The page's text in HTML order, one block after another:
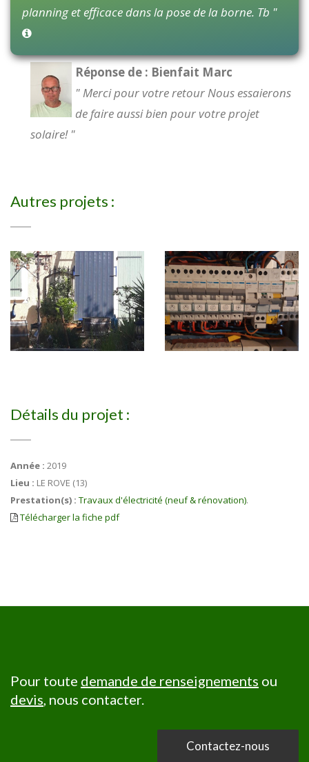
planning et efficace dans la pose de la borne. Tb "
Réponse de : Bienfait Marc
" Merci pour votre retour Nous essaierons
de faire aussi bien pour votre projet
solaire! "
Autres projets :
Détails du projet :
Année : 2019
Lieu : LE ROVE (13)
Prestation(s) : Travaux d'électricité (neuf & rénovation).
Télécharger la fiche pdf
Pour toute demande de renseignements ou
devis, nous contacter.
Contactez-nous